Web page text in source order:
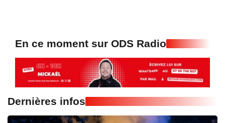
En ce moment sur ODS Radio
Dernières infos